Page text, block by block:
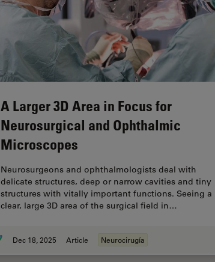
A Larger 3D Area in Focus for
Neurosurgical and Ophthalmic
Microscopes
Neurosurgeons and ophthalmologists deal with
delicate structures, deep or narrow cavities and tiny
structures with vitally important functions. Seeing a
clear, large 3D area of the surgical field in…
Dec 18, 2025 Article Neurocirugía